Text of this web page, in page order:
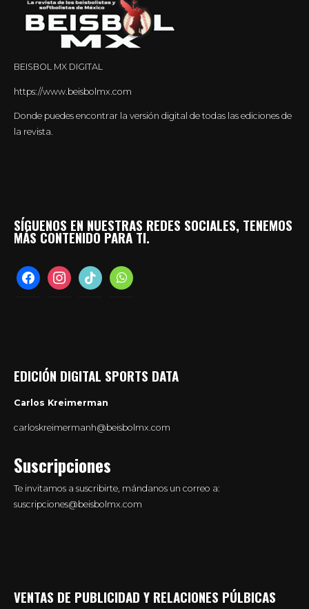
BEISBOL MX DIGITAL
https://www.beisbolmx.com
Donde puedes encontrar la versión digital de todas las ediciones de
la revista.
SÍGUENOS EN NUESTRAS REDES SOCIALES, TENEMOS
MÁS CONTENIDO PARA TI.
facebookinstagramtiktok whatsapp
EDICIÓN DIGITAL SPORTS DATA
Carlos Kreimerman
carloskreimermanh@beisbolmx.com
Suscripciones
Te invitamos a suscribirte, mándanos un correo a:
suscripciones@beisbolmx.com
VENTAS DE PUBLICIDAD Y RELACIONES PÚLBICAS